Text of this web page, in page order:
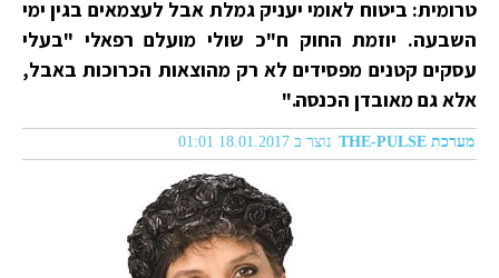
טרומית: ביטוח לאומי יעניק גמלת אבל לעצמאים בגין ימי
השבעה. יוזמת החוק ח"כ שולי מועלם רפאלי "בעלי
עסקים קטנים מפסידים לא רק מהוצאות הכרוכות באבל,
אלא גם מאובדן הכנסה."
מערכת THE-PULSE נוצר ב 18.01.2017 01:01